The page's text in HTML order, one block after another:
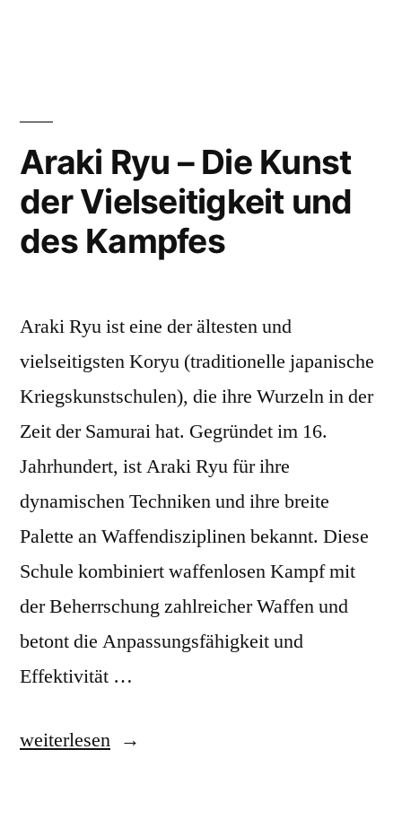
und
Kontrolle“
der
Vielseitigkeit
und
Kontrolle
Araki Ryu – Die Kunst
der Vielseitigkeit und
des Kampfes
Araki Ryu ist eine der ältesten und
vielseitigsten Koryu (traditionelle japanische
Kriegskunstschulen), die ihre Wurzeln in der
Zeit der Samurai hat. Gegründet im 16.
Jahrhundert, ist Araki Ryu für ihre
dynamischen Techniken und ihre breite
Palette an Waffendisziplinen bekannt. Diese
Schule kombiniert waffenlosen Kampf mit
der Beherrschung zahlreicher Waffen und
betont die Anpassungsfähigkeit und
Effektivität …
„Araki
weiterlesen